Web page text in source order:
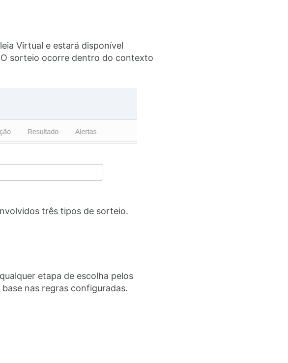
Virtual e estará disponível
sorteio ocorre dentro do contexto
três tipos de sorteio.
etapa de escolha pelos
nas regras configuradas.